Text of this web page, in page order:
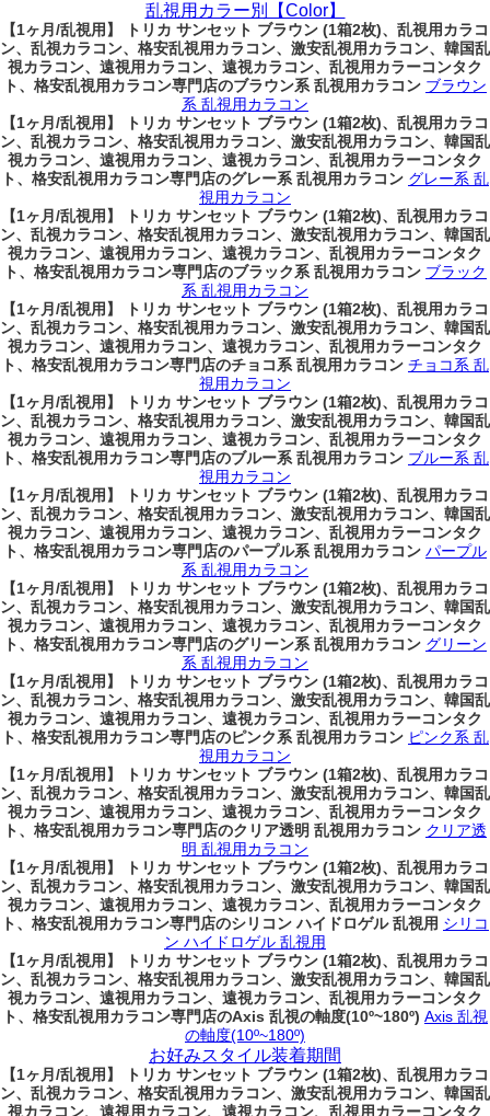
乱視用カラー別【Color】
【1ヶ月/乱視用】 トリカ サンセット ブラウン (1箱2枚)、乱視用カラコ
ン、乱視カラコン、格安乱視用カラコン、激安乱視用カラコン、韓国乱
視カラコン、遠視用カラコン、遠視カラコン、乱視用カラーコンタク
ト、格安乱視用カラコン専門店のブラウン系 乱視用カラコン ブラウン
系 乱視用カラコン
【1ヶ月/乱視用】 トリカ サンセット ブラウン (1箱2枚)、乱視用カラコ
ン、乱視カラコン、格安乱視用カラコン、激安乱視用カラコン、韓国乱
視カラコン、遠視用カラコン、遠視カラコン、乱視用カラーコンタク
ト、格安乱視用カラコン専門店のグレー系 乱視用カラコン グレー系 乱
視用カラコン
【1ヶ月/乱視用】 トリカ サンセット ブラウン (1箱2枚)、乱視用カラコ
ン、乱視カラコン、格安乱視用カラコン、激安乱視用カラコン、韓国乱
視カラコン、遠視用カラコン、遠視カラコン、乱視用カラーコンタク
ト、格安乱視用カラコン専門店のブラック系 乱視用カラコン ブラック
系 乱視用カラコン
【1ヶ月/乱視用】 トリカ サンセット ブラウン (1箱2枚)、乱視用カラコ
ン、乱視カラコン、格安乱視用カラコン、激安乱視用カラコン、韓国乱
視カラコン、遠視用カラコン、遠視カラコン、乱視用カラーコンタク
ト、格安乱視用カラコン専門店のチョコ系 乱視用カラコン チョコ系 乱
視用カラコン
【1ヶ月/乱視用】 トリカ サンセット ブラウン (1箱2枚)、乱視用カラコ
ン、乱視カラコン、格安乱視用カラコン、激安乱視用カラコン、韓国乱
視カラコン、遠視用カラコン、遠視カラコン、乱視用カラーコンタク
ト、格安乱視用カラコン専門店のブルー系 乱視用カラコン ブルー系 乱
視用カラコン
【1ヶ月/乱視用】 トリカ サンセット ブラウン (1箱2枚)、乱視用カラコ
ン、乱視カラコン、格安乱視用カラコン、激安乱視用カラコン、韓国乱
視カラコン、遠視用カラコン、遠視カラコン、乱視用カラーコンタク
ト、格安乱視用カラコン専門店のパープル系 乱視用カラコン パープル
系 乱視用カラコン
【1ヶ月/乱視用】 トリカ サンセット ブラウン (1箱2枚)、乱視用カラコ
ン、乱視カラコン、格安乱視用カラコン、激安乱視用カラコン、韓国乱
視カラコン、遠視用カラコン、遠視カラコン、乱視用カラーコンタク
ト、格安乱視用カラコン専門店のグリーン系 乱視用カラコン グリーン
系 乱視用カラコン
【1ヶ月/乱視用】 トリカ サンセット ブラウン (1箱2枚)、乱視用カラコ
ン、乱視カラコン、格安乱視用カラコン、激安乱視用カラコン、韓国乱
視カラコン、遠視用カラコン、遠視カラコン、乱視用カラーコンタク
ト、格安乱視用カラコン専門店のピンク系 乱視用カラコン ピンク系 乱
視用カラコン
【1ヶ月/乱視用】 トリカ サンセット ブラウン (1箱2枚)、乱視用カラコ
ン、乱視カラコン、格安乱視用カラコン、激安乱視用カラコン、韓国乱
視カラコン、遠視用カラコン、遠視カラコン、乱視用カラーコンタク
ト、格安乱視用カラコン専門店のクリア透明 乱視用カラコン クリア透
明 乱視用カラコン
【1ヶ月/乱視用】 トリカ サンセット ブラウン (1箱2枚)、乱視用カラコ
ン、乱視カラコン、格安乱視用カラコン、激安乱視用カラコン、韓国乱
視カラコン、遠視用カラコン、遠視カラコン、乱視用カラーコンタク
ト、格安乱視用カラコン専門店のシリコン ハイドロゲル 乱視用 シリコ
ン ハイドロゲル 乱視用
【1ヶ月/乱視用】 トリカ サンセット ブラウン (1箱2枚)、乱視用カラコ
ン、乱視カラコン、格安乱視用カラコン、激安乱視用カラコン、韓国乱
視カラコン、遠視用カラコン、遠視カラコン、乱視用カラーコンタク
ト、格安乱視用カラコン専門店のAxis 乱視の軸度(10º~180º) Axis 乱視
の軸度(10º~180º)
お好みスタイル装着期間
【1ヶ月/乱視用】 トリカ サンセット ブラウン (1箱2枚)、乱視用カラコ
ン、乱視カラコン、格安乱視用カラコン、激安乱視用カラコン、韓国乱
視カラコン、遠視用カラコン、遠視カラコン、乱視用カラーコンタク